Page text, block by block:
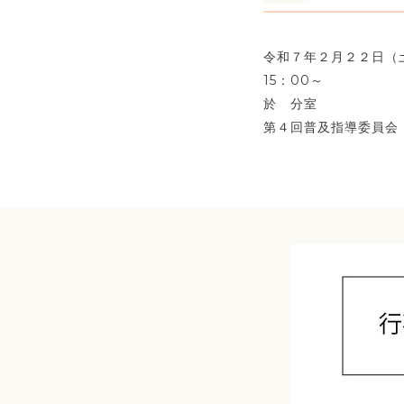
令和７年２月２２日（
15：00～
於 分室
第４回普及指導委員会